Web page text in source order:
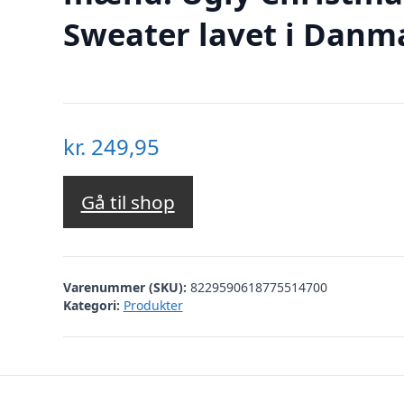
Sweater lavet i
kr. 249,95
Gå til shop
Varenummer (SKU): 8229590618775514700
Kategori: Produkter